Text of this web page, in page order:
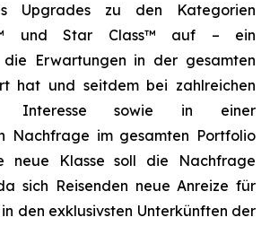
Upgrades zu den Kategorien
und Star Class™ auf – ein
die Erwartungen in der gesamten
hat und seitdem bei zahlreichen
Interesse sowie in einer
Nachfrage im gesamten Portfolio
neue Klasse soll die Nachfrage
sich Reisenden neue Anreize für
den exklusivsten Unterkünften der